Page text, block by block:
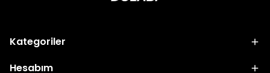
Kategoriler
Hesabım